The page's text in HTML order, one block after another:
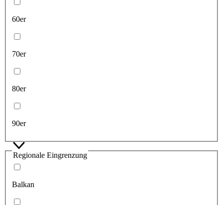
60er
70er
80er
90er
Regionale Eingrenzung
Balkan